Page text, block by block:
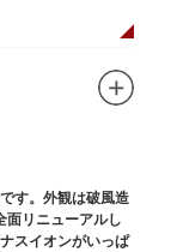
す。外観は破風造
面リニューアルし
スイオンがいっぱ